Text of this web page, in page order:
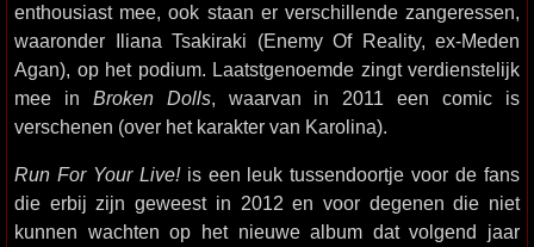
enthousiast mee, ook staan er verschillende zangeressen,
waaronder Iliana Tsakiraki (Enemy Of Reality, ex-Meden
Agan), op het podium. Laatstgenoemde zingt verdienstelijk
mee in Broken Dolls, waarvan in 2011 een comic is
verschenen (over het karakter van Karolina).
Run For Your Live!is een leuk tussendoortje voor de fans
die erbij zijn geweest in 2012 en voor degenen die niet
kunnen wachten op het nieuwe album dat volgend jaar